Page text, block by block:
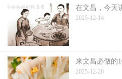
在文昌，今天
2025-12-14
来文昌必做的
2025-12-26